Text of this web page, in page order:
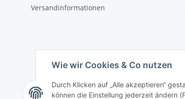
Wie wir Cookies & Co nutzen
Durch Klicken auf „Alle akzeptieren“
können die Einstellung jederzeit ändern
Versandinformationen